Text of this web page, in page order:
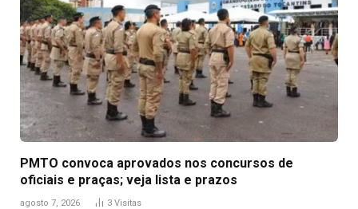
PMTO convoca aprovados nos concursos de
oficiais e praças; veja lista e prazos
agosto 7, 2026 3 Visitas